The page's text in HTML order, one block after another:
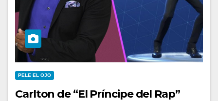
PELE EL OJO
Carlton de “El Príncipe del Rap”